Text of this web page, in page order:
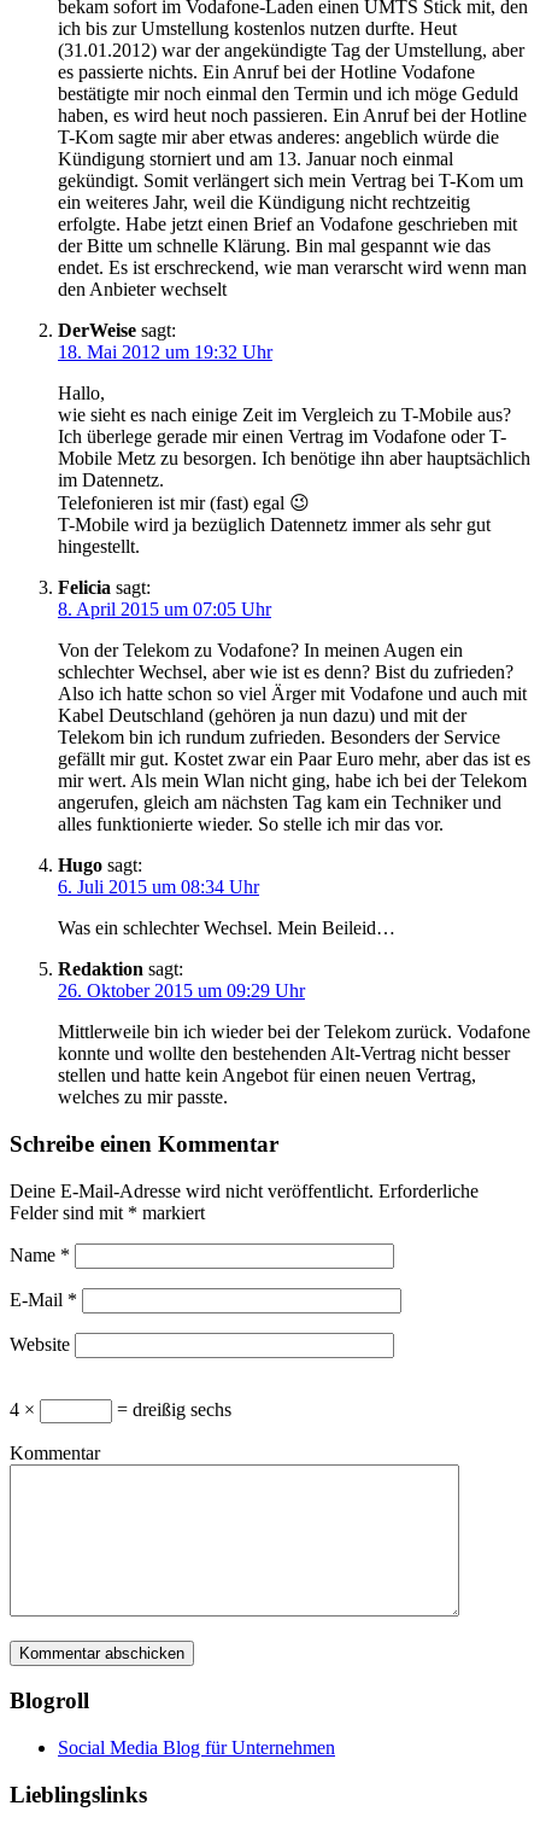
bekam sofort im Vodafone-Laden einen UMTS Stick mit, den
ich bis zur Umstellung kostenlos nutzen durfte. Heut
(31.01.2012) war der angekündigte Tag der Umstellung, aber
es passierte nichts. Ein Anruf bei der Hotline Vodafone
bestätigte mir noch einmal den Termin und ich möge Geduld
haben, es wird heut noch passieren. Ein Anruf bei der Hotline
T-Kom sagte mir aber etwas anderes: angeblich würde die
Kündigung storniert und am 13. Januar noch einmal
gekündigt. Somit verlängert sich mein Vertrag bei T-Kom um
ein weiteres Jahr, weil die Kündigung nicht rechtzeitig
erfolgte. Habe jetzt einen Brief an Vodafone geschrieben mit
der Bitte um schnelle Klärung. Bin mal gespannt wie das
endet. Es ist erschreckend, wie man verarscht wird wenn man
den Anbieter wechselt
DerWeise sagt:
18. Mai 2012 um 19:32 Uhr
Hallo,
wie sieht es nach einige Zeit im Vergleich zu T-Mobile aus?
Ich überlege gerade mir einen Vertrag im Vodafone oder T-
Mobile Metz zu besorgen. Ich benötige ihn aber hauptsächlich
im Datennetz.
Telefonieren ist mir (fast) egal 😉
T-Mobile wird ja bezüglich Datennetz immer als sehr gut
hingestellt.
Felicia sagt:
8. April 2015 um 07:05 Uhr
Von der Telekom zu Vodafone? In meinen Augen ein
schlechter Wechsel, aber wie ist es denn? Bist du zufrieden?
Also ich hatte schon so viel Ärger mit Vodafone und auch mit
Kabel Deutschland (gehören ja nun dazu) und mit der
Telekom bin ich rundum zufrieden. Besonders der Service
gefällt mir gut. Kostet zwar ein Paar Euro mehr, aber das ist es
mir wert. Als mein Wlan nicht ging, habe ich bei der Telekom
angerufen, gleich am nächsten Tag kam ein Techniker und
alles funktionierte wieder. So stelle ich mir das vor.
Hugo sagt:
6. Juli 2015 um 08:34 Uhr
Was ein schlechter Wechsel. Mein Beileid…
Redaktion sagt:
26. Oktober 2015 um 09:29 Uhr
Mittlerweile bin ich wieder bei der Telekom zurück. Vodafone
konnte und wollte den bestehenden Alt-Vertrag nicht besser
stellen und hatte kein Angebot für einen neuen Vertrag,
welches zu mir passte.
Schreibe einen Kommentar
Deine E-Mail-Adresse wird nicht veröffentlicht. Erforderliche
Felder sind mit * markiert
Name *
E-Mail *
Website
4 × = dreißig sechs
Kommentar
Blogroll
Social Media Blog für Unternehmen
Lieblingslinks